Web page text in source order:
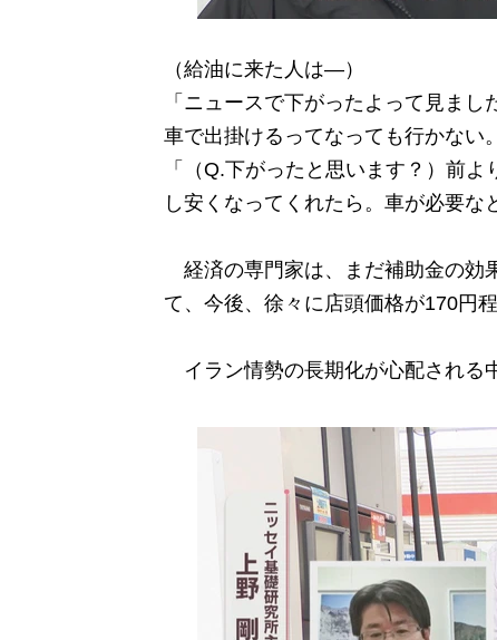
（給油に来た人は―）
「ニュースで下がったよって見ま
車で出掛けるってなっても行かない
「（Q.下がったと思います？）前
し安くなってくれたら。車が必要な
経済の専門家は、まだ補助金の効
て、今後、徐々に店頭価格が170円
イラン情勢の長期化が心配される